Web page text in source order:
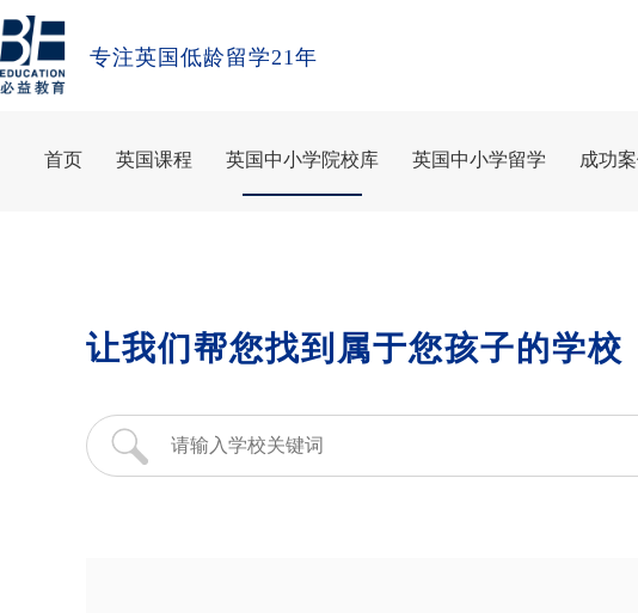
专注英国低龄留学21年
首页 英国课程 英国中小学院校库 英国中小学留学 成功案
让我们帮您找到属于您孩子的学校